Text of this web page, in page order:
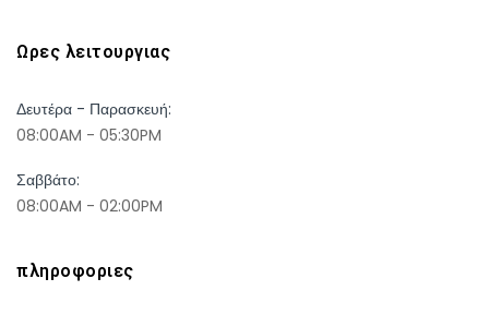
Ωρες λειτουργιας
Δευτέρα - Παρασκευή:
08:00AM - 05:30PM
Σαββάτο:
08:00AM - 02:00PM
πληροφοριες